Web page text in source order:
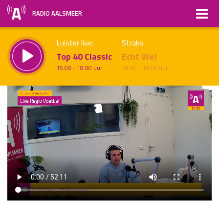
RADIO AALSMEER
Luister live:
Top 40 Classic
15.00 - 18.00 uur
Straks:
Echt Wel
18.00 - 19.00 uur
Vorig uur uur 1 van x
Inklappen